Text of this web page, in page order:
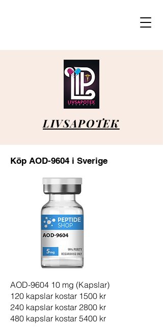
LIVSAPOTEK
Köp AOD-9604 i Sverige
AOD-9604 10 mg (Kapslar)
120 kapslar kostar 1500 kr
240 kapslar kostar 2800 kr
480 kapslar kostar 5400 kr